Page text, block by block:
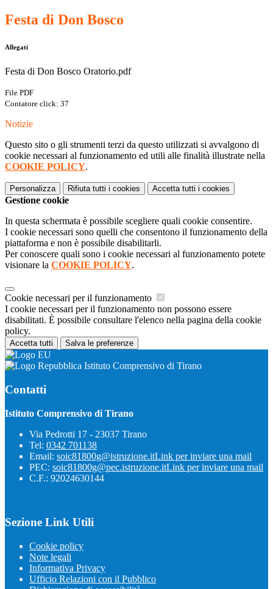
Festa di Don Bosco
Allegati
Festa di Don Bosco Oratorio.pdf
File PDF
Contatore click: 37
Notizie
Questo sito o gli strumenti terzi da questo utilizzati si avvalgono di
cookie necessari al funzionamento ed utili alle finalità illustrate nella
COOKIE POLICY.
Personalizza Rifiuta tutti i cookies Accetta tutti i cookies
Gestione cookie
In questa schermata è possibile scegliere quali cookie consentire.
I cookie necessari sono quelli che consentono il funzionamento della
piattaforma e non è possibile disabilitarli.
Per conoscere quali sono i cookie necessari al funzionamento potete
visionare la COOKIE POLICY.
Cookie necessari per il funzionamento
I cookie necessari per il funzionamento non possono essere
disabilitati. È possibile consultare l'elenco nella pagina della cookie
policy.
Accetta tutti Salva le preferenze
Istituto Comprensivo di Tirano
Contatti
Istituto Comprensivo di Tirano
Via Pedrotti 17 - 23037 Tirano
Tel: 0342 701138
Email: soic81800g@istruzione.itLink per inviare una mail
PEC: soic81800g@pec.istruzione.itLink per inviare una mail
C.F.: 92024630144
Sezione Link Utili
Cookie policy
Note legali
Informativa Privacy
Ufficio Relazioni con il Pubblico